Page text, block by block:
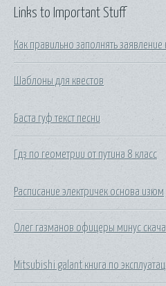
Links to Important Stuff
Как правильно заполнять
Шаблоны для квестов
Баста гуф текст песни
Гдз по геометрии от путина 8 класс
Расписание электричек основа изюм
Олег газманов офицеры минус
Mitsubishi galant книга по